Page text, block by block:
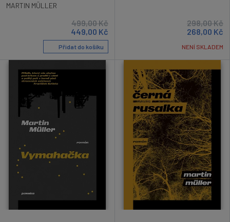
MARTIN MÜLLER
499,00Kč
449,00 Kč
Přidat do košíku
298,00Kč
268,00 Kč
NENÍ SKLADEM